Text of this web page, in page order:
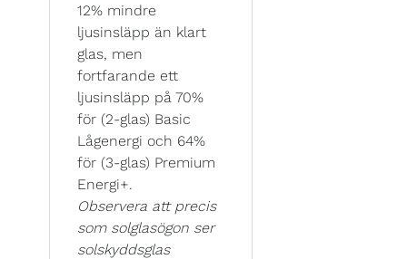
12% mindre
ljusinsläpp än klart
glas, men
fortfarande ett
ljusinsläpp på 70%
för (2-glas) Basic
Lågenergi och 64%
för (3-glas) Premium
Energi+.
Observera att precis
som solglasögon ser
solskyddsglas